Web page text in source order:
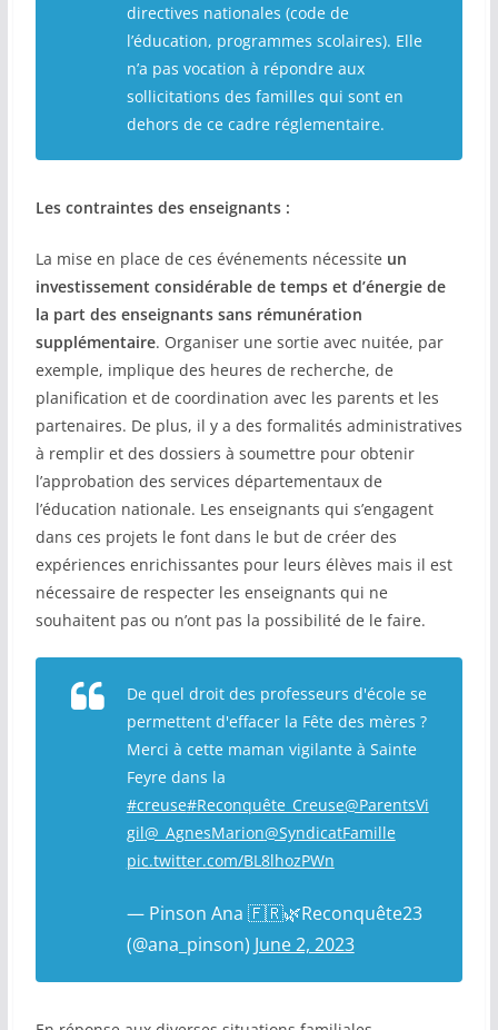
directives nationales (code de
l’éducation, programmes scolaires). Elle
n’a pas vocation à répondre aux
sollicitations des familles qui sont en
dehors de ce cadre réglementaire.
Les contraintes des enseignants :
La mise en place de ces événements nécessite un
investissement considérable de temps et d’énergie de
la part des enseignants sans rémunération
supplémentaire. Organiser une sortie avec nuitée, par
exemple, implique des heures de recherche, de
planification et de coordination avec les parents et les
partenaires. De plus, il y a des formalités administratives
à remplir et des dossiers à soumettre pour obtenir
l’approbation des services départementaux de
l’éducation nationale. Les enseignants qui s’engagent
dans ces projets le font dans le but de créer des
expériences enrichissantes pour leurs élèves mais il est
nécessaire de respecter les enseignants qui ne
souhaitent pas ou n’ont pas la possibilité de le faire.
De quel droit des professeurs d'école se
permettent d'effacer la Fête des mères ?
Merci à cette maman vigilante à Sainte
Feyre dans la
#creuse#Reconquête_Creuse@ParentsVi
gil@_AgnesMarion@SyndicatFamille
pic.twitter.com/BL8lhozPWn
— Pinson Ana 🇫🇷🌿Reconquête23
(@ana_pinson) June 2, 2023